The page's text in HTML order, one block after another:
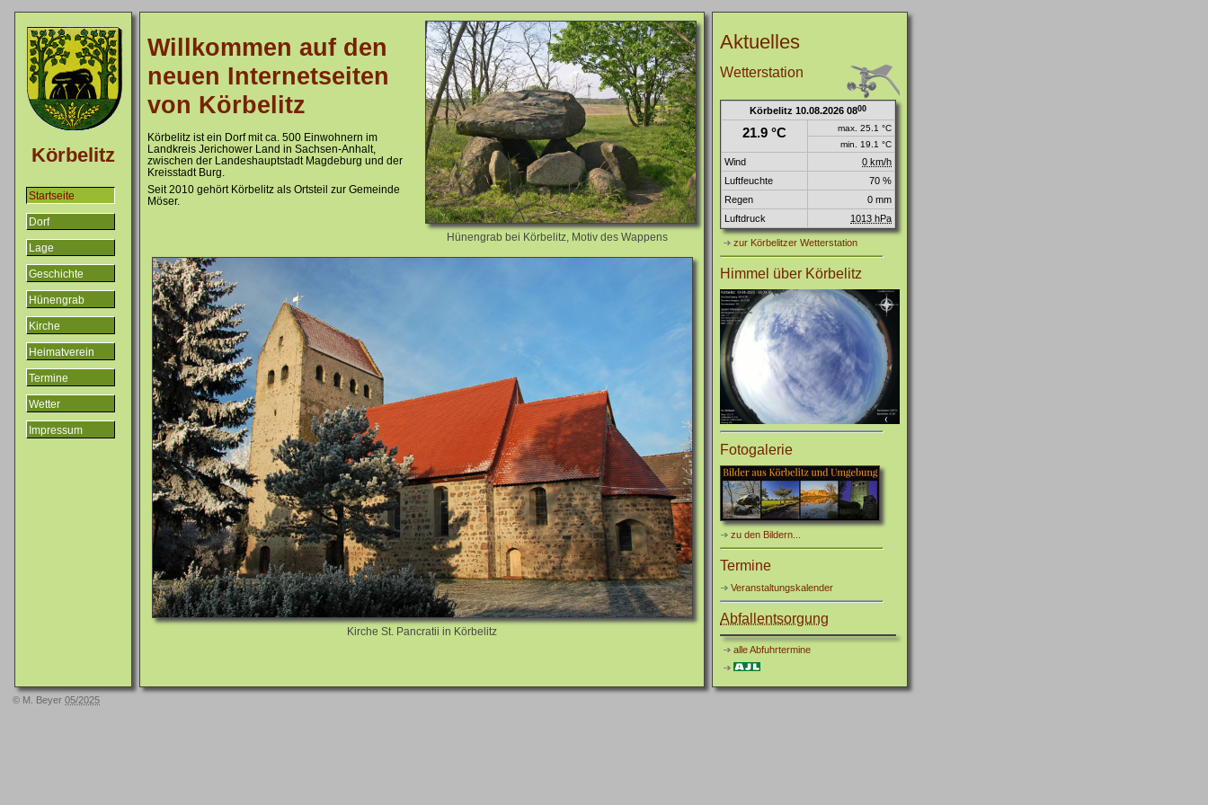
Körbelitz
Startseite
Dorf
Lage
Geschichte
Hünengrab
Kirche
Heimatverein
Termine
Wetter
Impressum
Willkommen auf den
neuen Internetseiten
von Körbelitz
Körbelitz ist ein Dorf mit ca. 500 Einwohnern im
Landkreis Jerichower Land in Sachsen-Anhalt,
zwischen der Landeshauptstadt Magdeburg und der
Kreisstadt Burg.
Seit 2010 gehört Körbelitz als Ortsteil zur Gemeinde
Möser.
Hünengrab bei Körbelitz, Motiv des Wappens
Kirche St. Pancratii in Körbelitz
Aktuelles
Wetterstation
Körbelitz 10.08.2026 0800
21.9 °C
max. 25.1 °C
min. 19.1 °C
Wind
0 km/h
Luftfeuchte
70 %
Regen
0 mm
Luftdruck
1013 hPa
zur Körbelitzer Wetterstation
Himmel über Körbelitz
Fotogalerie
zu den Bildern...
Termine
Veranstaltungskalender
Abfallentsorgung
alle Abfuhrtermine
© M. Beyer 05/2025